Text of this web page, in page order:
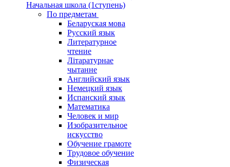
Начальная школа (1ступень)
По предметам
Беларуская мова
Русский язык
Литературное
чтение
Літаратурнае
чытанне
Английский язык
Немецкий язык
Испанский язык
Математика
Человек и мир
Изобразительное
искусство
Обучение грамоте
Трудовое обучение
Физическая